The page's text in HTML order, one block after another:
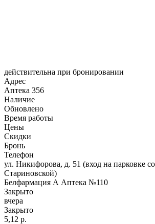
действительна при бронировании
Адрес
Аптека 356
Наличие
Обновлено
Время работы
Цены
Скидки
Бронь
Телефон
ул. Никифорова, д. 51 (вход на парковке
Стариновской)
Белфармация А Аптека №110
Закрыто
вчера
Закрыто
5,12 р.